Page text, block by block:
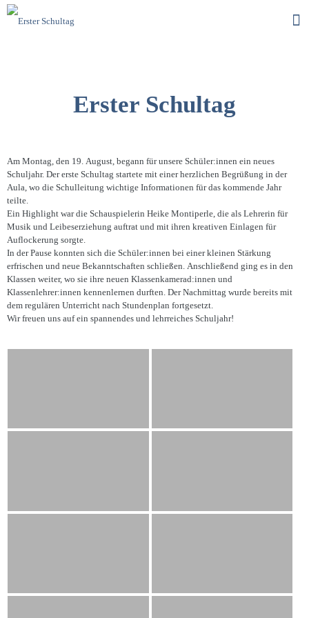
Erster Schultag
Am Montag, den 19. August, begann für unsere Schüler:innen ein neues
Schuljahr. Der erste Schultag startete mit einer herzlichen Begrüßung in der
Aula, wo die Schulleitung wichtige Informationen für das kommende Jahr
teilte.
Ein Highlight war die Schauspielerin Heike Montiperle, die als Lehrerin für
Musik und Leibeserziehung auftrat und mit ihren kreativen Einlagen für
Auflockerung sorgte.
In der Pause konnten sich die Schüler:innen bei einer kleinen Stärkung
erfrischen und neue Bekanntschaften schließen. Anschließend ging es in den
Klassen weiter, wo sie ihre neuen Klassenkamerad:innen und
Klassenlehrer:innen kennenlernen durften. Der Nachmittag wurde bereits mit
dem regulären Unterricht nach Stundenplan fortgesetzt.
Wir freuen uns auf ein spannendes und lehrreiches Schuljahr!